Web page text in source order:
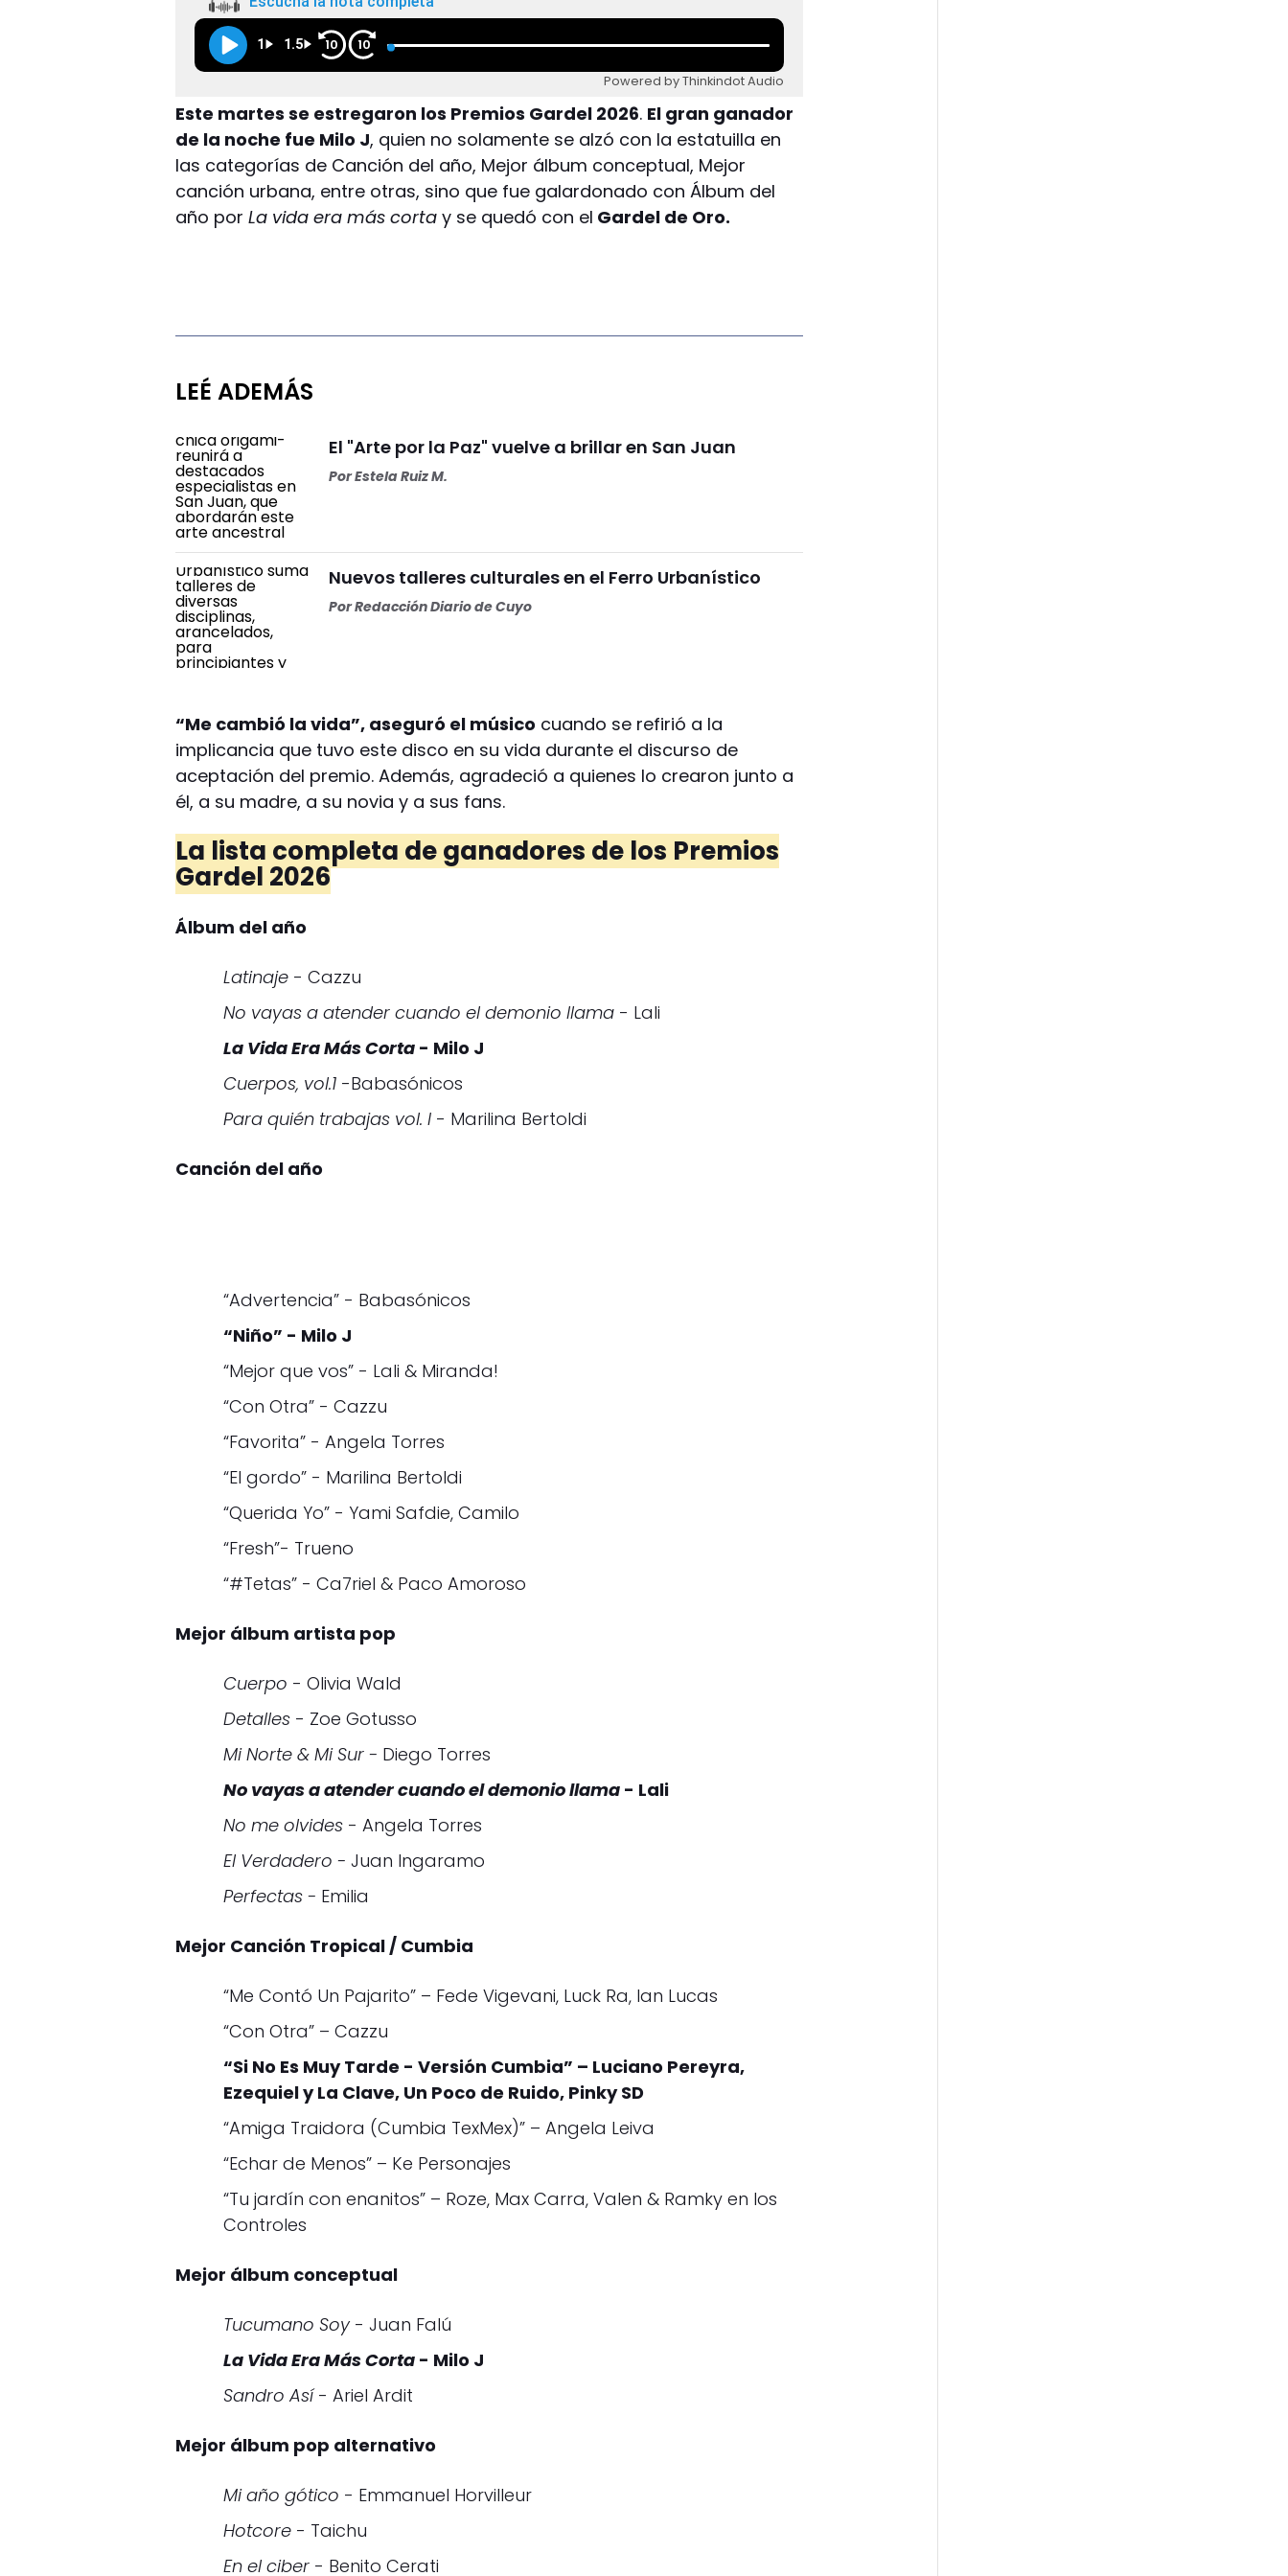
1 1.5 10 10
Powered by Thinkindot Audio
Este martes se estregaron los Premios Gardel 2026. El gran ganador
de la noche fue Milo J, quien no solamente se alzó con la estatuilla en
las categorías de Canción del año, Mejor álbum conceptual, Mejor
canción urbana, entre otras, sino que fue galardonado con Álbum del
año porLa vida era más corta y se quedó con el Gardel de Oro.
LEÉ ADEMÁS
El "Arte por la Paz" vuelve a brillar en San Juan
PorEstela Ruiz M.
Nuevos talleres culturales en el Ferro Urbanístico
PorRedacción Diario de Cuyo
“Me cambió la vida”, aseguró el músico cuando se refirió a la
implicancia que tuvo este disco en su vida durante el discurso de
aceptación del premio. Además, agradeció a quienes lo crearon junto a
él, a su madre, a su novia y a sus fans.
La lista completa de ganadores de los Premios
Gardel 2026
Álbum del año
Latinaje - Cazzu
No vayas a atender cuando el demonio llama - Lali
La Vida Era Más Corta - Milo J
Cuerpos, vol.1 -Babasónicos
Para quién trabajas vol. I - Marilina Bertoldi
Canción del año
“Advertencia” - Babasónicos
“Niño” - Milo J
“Mejor que vos” - Lali & Miranda!
“Con Otra” - Cazzu
“Favorita” - Angela Torres
“El gordo” - Marilina Bertoldi
“Querida Yo” - Yami Safdie, Camilo
“Fresh”- Trueno
“#Tetas” - Ca7riel & Paco Amoroso
Mejor álbum artista pop
Cuerpo - Olivia Wald
Detalles - Zoe Gotusso
Mi Norte & Mi Sur - Diego Torres
No vayas a atender cuando el demonio llama - Lali
No me olvides - Angela Torres
El Verdadero - Juan Ingaramo
Perfectas - Emilia
Mejor Canción Tropical / Cumbia
“Me Contó Un Pajarito” – Fede Vigevani, Luck Ra, Ian Lucas
“Con Otra” – Cazzu
“Si No Es Muy Tarde - Versión Cumbia” – Luciano Pereyra,
Ezequiel y La Clave, Un Poco de Ruido, Pinky SD
“Amiga Traidora (Cumbia TexMex)” – Angela Leiva
“Echar de Menos” – Ke Personajes
“Tu jardín con enanitos” – Roze, Max Carra, Valen & Ramky en los
Controles
Mejor álbum conceptual
Tucumano Soy- Juan Falú
La Vida Era Más Corta - Milo J
Sandro Así- Ariel Ardit
Mejor álbum pop alternativo
Mi año gótico - Emmanuel Horvilleur
Hotcore - Taichu
En el ciber - Benito Cerati